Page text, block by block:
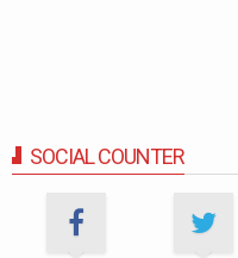
SOCIAL COUNTER